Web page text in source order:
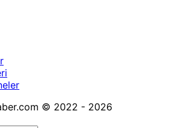
© 2022 - 2026